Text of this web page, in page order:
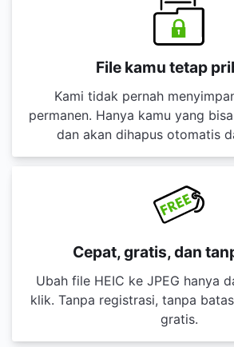
File kamu tetap
Kami tidak pernah
permanen. Hanya kamu yang
dan akan dihapus otomatis
Cepat, gratis, dan
Ubah file HEIC ke JPEG hanya
klik. Tanpa registrasi, tanpa
gratis.